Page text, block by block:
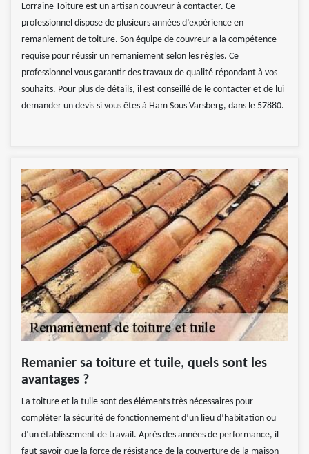
Lorraine Toiture est un artisan couvreur à contacter. Ce
professionnel dispose de plusieurs années d’expérience en
remaniement de toiture. Son équipe de couvreur a la compétence
requise pour réussir un remaniement selon les règles. Ce
professionnel vous garantir des travaux de qualité répondant à vos
souhaits. Pour plus de détails, il est conseillé de le contacter et de lui
demander un devis si vous êtes à Ham Sous Varsberg, dans le 57880.
Remanier sa toiture et tuile, quels sont les
avantages ?
La toiture et la tuile sont des éléments très nécessaires pour
compléter la sécurité de fonctionnement d’un lieu d’habitation ou
d’un établissement de travail. Après des années de performance, il
faut savoir que la force de résistance de la couverture de la maison